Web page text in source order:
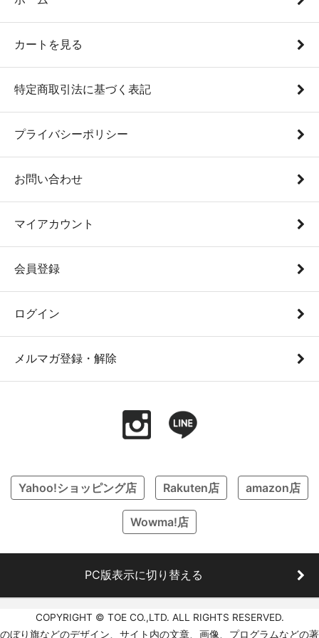
カートを見る
特定商取引法に基づく表記
プライバシーポリシー
お問い合わせ
マイアカウント
会員登録
ログイン
メルマガ登録・解除
Yahoo!ショッピング店 Rakuten店 amazon店
Wowma!店
PC版表示に切り替える
COPYRIGHT © TOE CO.,LTD. ALL RIGHTS RESERVED.
のぼり旗などのデザイン、サイト内の文章、画像、プログラムなどの著